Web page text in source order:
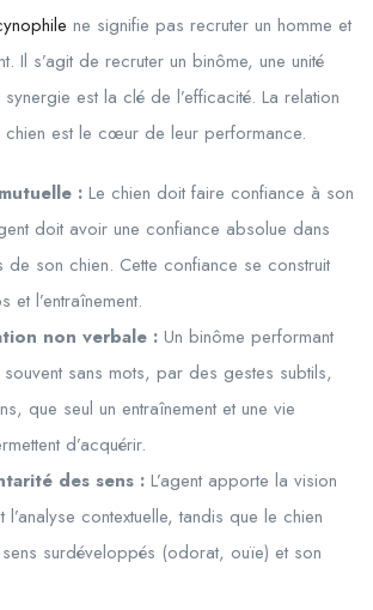
ne signifie pas recruter un homme et
Il s’agit de recruter un binôme, une unité
est la clé de l’efficacité. La relation
chien est le cœur de leur performance.
: Le chien doit faire confiance à son
doit avoir une confiance absolue dans
de son chien. Cette confiance se construit
et l’entraînement.
non verbale : Un binôme performant
sans mots, par des gestes subtils,
que seul un entraînement et une vie
d’acquérir.
des sens : L’agent apporte la vision
l’analyse contextuelle, tandis que le chien
surdéveloppés (odorat, ouïe) et son